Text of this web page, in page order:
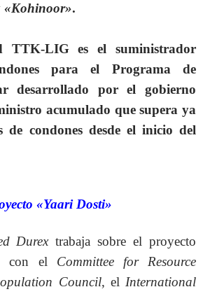
«Kohinoor».
TTK-LIG es el suministrador
para el Programa de
desarrollado por el gobierno
acumulado que supera ya
de condones desde el inicio del
«Yaari Dosti»
Durextrabaja sobre el proyecto
con el Committee for Resource
Council, el International